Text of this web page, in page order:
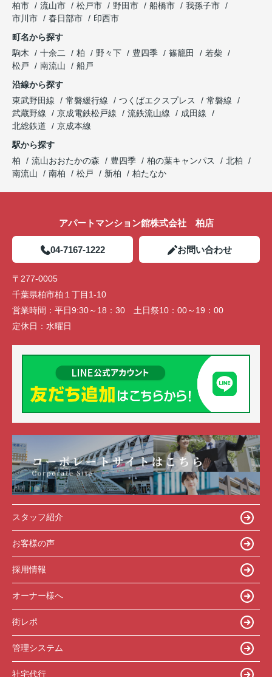
柏市
流山市 松戸市 野田市 船橋市
我孫子市
市川市
春日部市
印西市
町名から探す
駒木
十余二 柏 野々下 豊四季 篠籠田
若柴
松戸
南流山
船戸
沿線から探す
東武野田線
常磐緩行線 つくばエクスプレス
常磐線
武蔵野線
京成電鉄松戸線 流鉄流山線
成田線
北総鉄道
京成本線
駅から探す
柏
流山おおたかの森 豊四季 柏の葉キャンパス
北柏
南流山
南柏 松戸 新柏 柏たなか
アパートマンション館株式会社 柏店
04-7167-1222 お問い合わせ
〒277-0005
千葉県柏市柏１丁目1-10
営業時間： 平日9:30～18：30 土日祭10：00～19：00
定休日： 水曜日
スタッフ紹介
お客様の声
採用情報
オーナー様へ
街レポ
管理システム
社宅代行